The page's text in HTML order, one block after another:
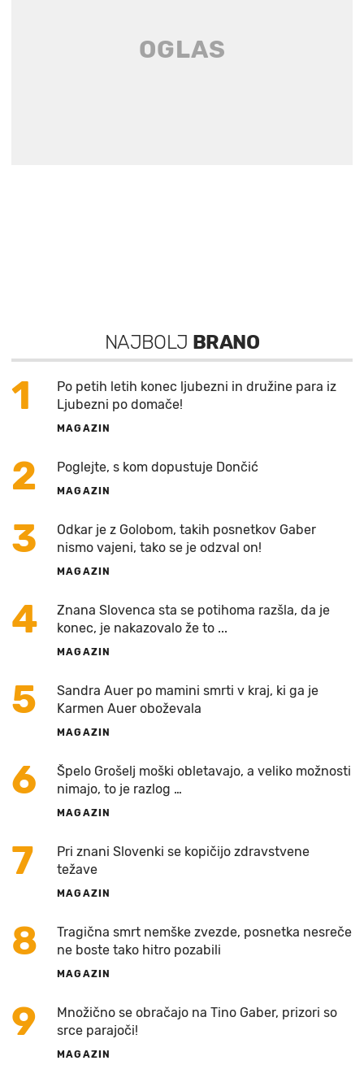
NAJBOLJ BRANO
1
Po petih letih konec ljubezni in družine para iz
Ljubezni po domače!
MAGAZIN
2 Poglejte, s kom dopustuje Dončić
MAGAZIN
3
Odkar je z Golobom, takih posnetkov Gaber
nismo vajeni, tako se je odzval on!
MAGAZIN
4
Znana Slovenca sta se potihoma razšla, da je
konec, je nakazovalo že to ...
MAGAZIN
5
Sandra Auer po mamini smrti v kraj, ki ga je
Karmen Auer oboževala
MAGAZIN
6
Špelo Grošelj moški obletavajo, a veliko možnosti
nimajo, to je razlog …
MAGAZIN
7
Pri znani Slovenki se kopičijo zdravstvene
težave
MAGAZIN
8
Tragična smrt nemške zvezde, posnetka nesreče
ne boste tako hitro pozabili
MAGAZIN
9
Množično se obračajo na Tino Gaber, prizori so
srce parajoči!
MAGAZIN